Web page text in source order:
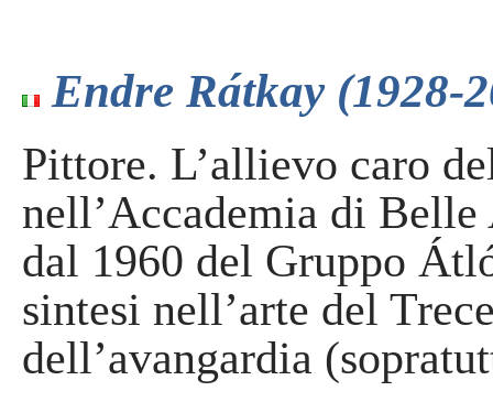
Endre Rátkay (1928-
Pittore. L’allievo caro
nell’Accademia di
dal 1960 del Gruppo
sintesi nell’arte del
dell’avangardia